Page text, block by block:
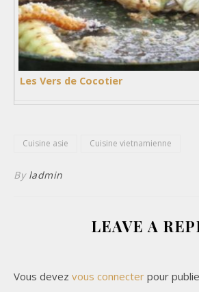
Les Vers de Cocotier
Cuisine asie Cuisine vietnamienne
By ladmin
LEAVE A
Vous devez vous connecter pour